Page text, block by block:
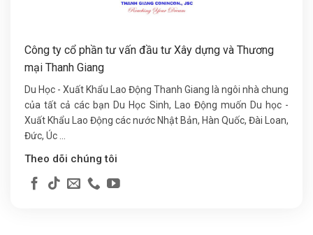
Công ty cổ phần tư vấn đầu tư Xây dựng và Thương
mại Thanh Giang
Du Học - Xuất Khẩu Lao Động Thanh Giang là ngôi nhà chung
của tất cả các bạn Du Học Sinh, Lao Động muốn Du học -
Xuất Khẩu Lao Động các nước Nhật Bản, Hàn Quốc, Đài Loan,
Đức, Úc ...
Theo dõi chúng tôi